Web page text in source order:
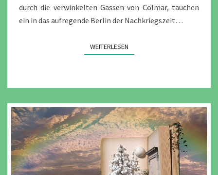
durch die verwinkelten Gassen von Colmar, tauchen
ein in das aufregende Berlin der Nachkriegszeit…
WEITERLESENWEITERLESEN